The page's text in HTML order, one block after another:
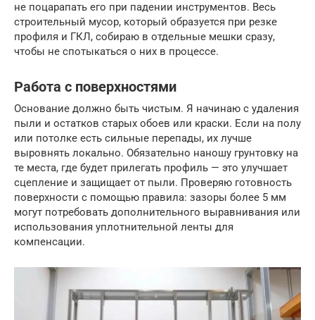
не поцарапать его при падении инструментов. Весь
строительный мусор, который образуется при резке
профиля и ГКЛ, собираю в отдельные мешки сразу,
чтобы не спотыкаться о них в процессе.
Работа с поверхностями
Основание должно быть чистым. Я начинаю с удаления
пыли и остатков старых обоев или краски. Если на полу
или потолке есть сильные перепады, их лучше
выровнять локально. Обязательно наношу грунтовку на
те места, где будет прилегать профиль — это улучшает
сцепление и защищает от пыли. Проверяю готовность
поверхности с помощью правила: зазоры более 5 мм
могут потребовать дополнительного выравнивания или
использования уплотнительной ленты для
компенсации.